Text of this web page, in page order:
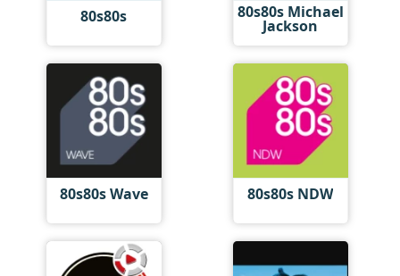
80s80s 80s80s Michael
Jackson
80s80s Wave 80s80s NDW